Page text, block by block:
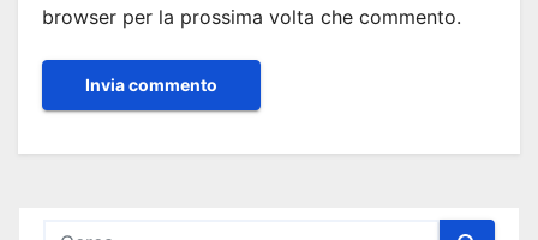
browser per la prossima volta che commento.